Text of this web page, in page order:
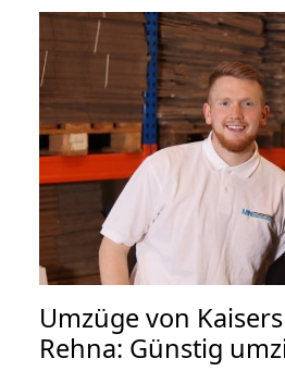
Umzüge von
Rehna: Günstig